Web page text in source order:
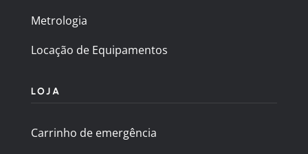
Metrologia
Locação de Equipamentos
LOJA
Carrinho de emergência